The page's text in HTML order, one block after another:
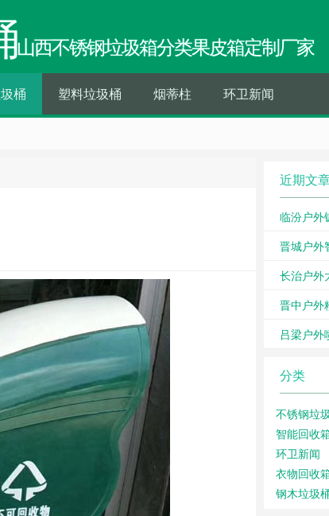
山西不锈钢垃圾箱分类果皮箱定制厂家
桶 塑料垃圾桶 烟蒂柱 环卫新闻
近期文
临汾户外
晋城户外
长治户外
晋中户外
吕梁户外
分类
不锈钢垃
智能回收
环卫新闻
衣物回收
钢木垃圾